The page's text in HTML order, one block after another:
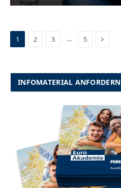
1 2 3 … 5 Next
INFOMATERIAL ANFORDERN